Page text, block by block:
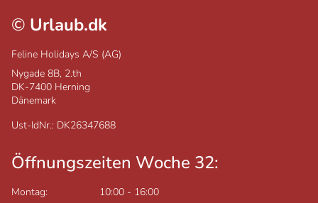
© Urlaub.dk
Feline Holidays A/S (AG)
Nygade 8B, 2.th
DK-7400 Herning
Dänemark
Ust-IdNr.: DK26347688
Öffnungszeiten Woche 32:
Montag: 10:00 - 16:00